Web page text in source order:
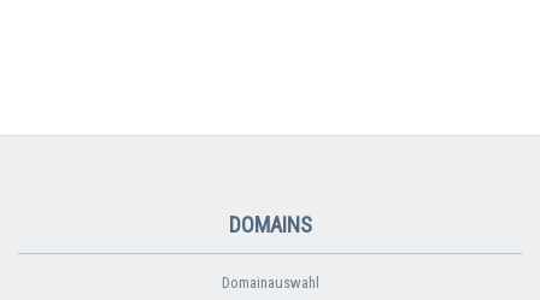
DOMAINS
Domainauswahl